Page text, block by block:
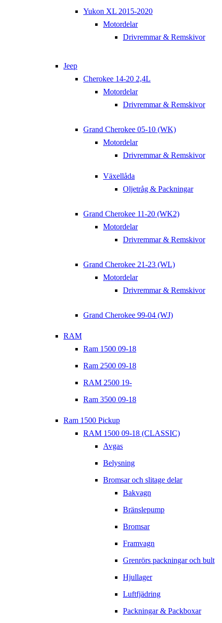
Yukon XL 2015-2020
Motordelar
Drivremmar & Remskivor
Jeep
Cherokee 14-20 2,4L
Motordelar
Drivremmar & Remskivor
Grand Cherokee 05-10 (WK)
Motordelar
Drivremmar & Remskivor
Växellåda
Oljetråg & Packningar
Grand Cherokee 11-20 (WK2)
Motordelar
Drivremmar & Remskivor
Grand Cherokee 21-23 (WL)
Motordelar
Drivremmar & Remskivor
Grand Cherokee 99-04 (WJ)
RAM
Ram 1500 09-18
Ram 2500 09-18
RAM 2500 19-
Ram 3500 09-18
Ram 1500 Pickup
RAM 1500 09-18 (CLASSIC)
Avgas
Belysning
Bromsar och slitage delar
Bakvagn
Bränslepump
Bromsar
Framvagn
Grenrörs packningar och bult
Hjullager
Luftfjädring
Packningar & Packboxar